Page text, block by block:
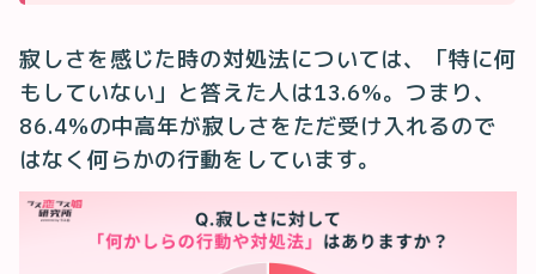
寂しさを感じた時の対処法については、「特に何
もしていない」と答えた人は13.6%。つまり、
86.4%の中高年が寂しさをただ受け入れるので
はなく何らかの行動をしています。